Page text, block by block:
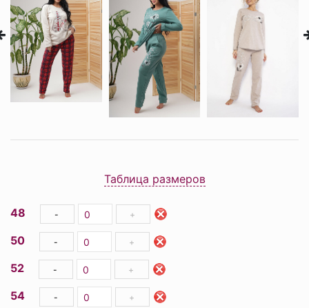
Таблица размеров
48 - +
50 - +
52 - +
54 - +